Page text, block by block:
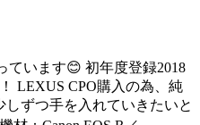
ています😊 初年度登録2018
LEXUS CPO購入の為、純
ずつ手を入れていきたいと